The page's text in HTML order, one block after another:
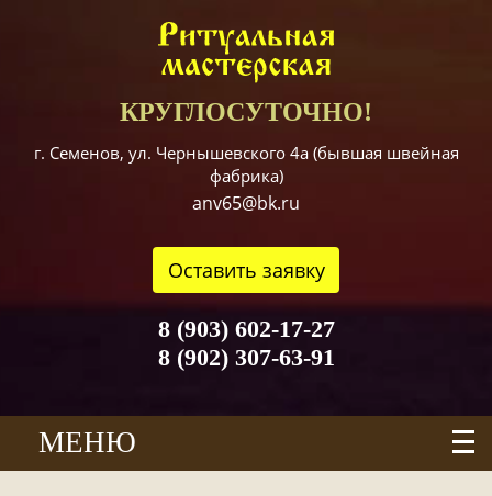
КРУГЛОСУТОЧНО!
г. Семенов, ул. Чернышевского 4а (бывшая швейная
фабрика)
anv65@bk.ru
Оставить заявку
8 (903) 602-17-27
8 (902) 307-63-91
МЕНЮ